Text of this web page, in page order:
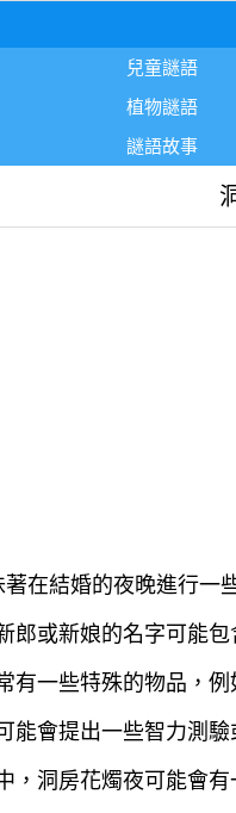
兒童謎語
植物謎語
謎語故事
在結婚的夜晚進行一
郎或新娘的名字可能
有一些特殊的物品，
能會提出一些智力測
，洞房花燭夜可能會